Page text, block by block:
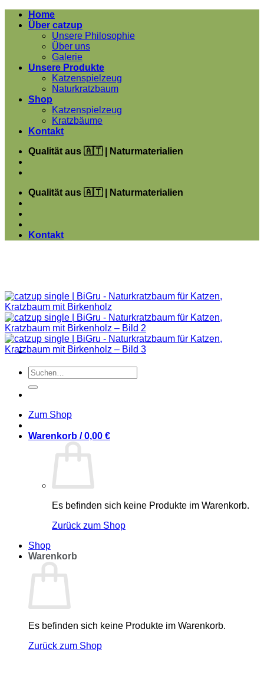
Zum
Inhalt
Home
Über catzup
Unsere Philosophie
Über uns
Galerie
Unsere Produkte
Katzenspielzeug
Naturkratzbaum
Shop
Katzenspielzeug
Kratzbäume
Kontakt
Qualität aus 🇦🇹 | Naturmaterialien
Qualität aus 🇦🇹 | Naturmaterialien
Kontakt
Suchen
nach:
Zum Shop
Warenkorb /0,00 €
Es befinden sich keine Produkte im Warenkorb.
Zurück zum Shop
Shop
Warenkorb
Es befinden sich keine Produkte im Warenkorb.
Zurück zum Shop